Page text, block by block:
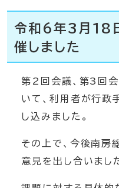
令和6年3月18
催しました
第2回会議、第3回
いて、利用者が行政
し込みました。
その上で、今後南房
意見を出し合いまし